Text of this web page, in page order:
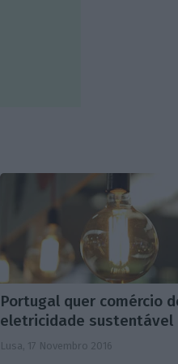
Portugal quer comércio
eletricidade sustentável
Lusa, 17 Novembro 2016